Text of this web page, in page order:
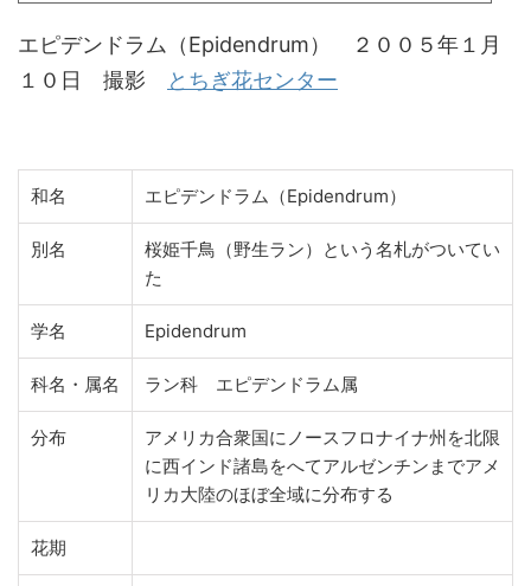
エピデンドラム（Epidendrum） ２００５年１月
１０日 撮影
とちぎ花センター
和名 エピデンドラム（Epidendrum）
別名
桜姫千鳥（野生ラン）という名札がついてい
た
学名 Epidendrum
科名・属名 ラン科 エピデンドラム属
分布
アメリカ合衆国にノースフロナイナ州を北限
に西インド諸島をへてアルゼンチンまでアメ
リカ大陸のほぼ全域に分布する
花期